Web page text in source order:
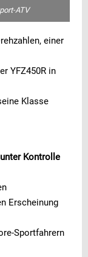
ATV
einer
YFZ450R in
Klasse
Kontrolle
Erscheinung
Sportfahrern